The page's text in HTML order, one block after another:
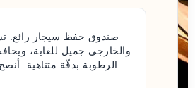
صندوق حفظ سيجار رائع.
والخارجي جميل للغاية،
الرطوبة بدقّة متناهية.